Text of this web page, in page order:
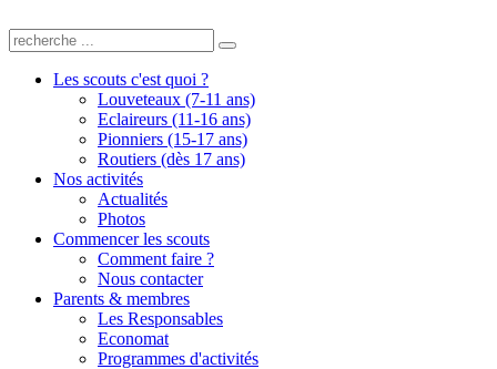
Les scouts c'est quoi ?
Louveteaux (7-11 ans)
Eclaireurs (11-16 ans)
Pionniers (15-17 ans)
Routiers (dès 17 ans)
Nos activités
Actualités
Photos
Commencer les scouts
Comment faire ?
Nous contacter
Parents & membres
Les Responsables
Economat
Programmes d'activités